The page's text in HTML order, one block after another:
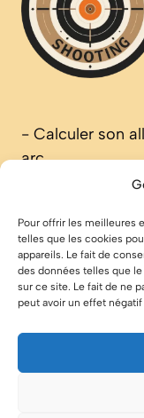
Pour offrir les meilleures
telles que les cookies
appareils. Le fait de
des données telles que
sur ce site. Le fait de ne
peut avoir un effet
- Calculer son
arc
Comprendre
-Montage de
-Mathews
Mathews Triax
-Target Panic
-Comment
-Le tir à l’arc: